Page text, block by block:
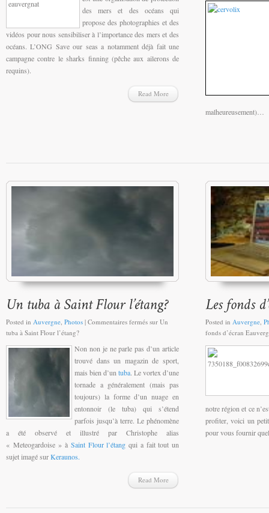
des mers et des océans qui
propose des photographies et des
vidéos pour nous sensibiliser à l’importance des mers et des
océans. L’ONG Save our seas a notamment déjà fait une
campagne contre le sharks finning (pêche aux ailerons de
requins).
Read More
malheureusement)…
Posted in Auvergne Photos | Commentaires fermés sur Un
tuba à Saint Flour l’étang?
Non non je ne parle pas d’un article
trouvé dans un magazin de sport,
mais bien d’un tuba. Le vortex d’une
tornade a généralement (mais pas
toujours) la forme d’un nuage en
entonnoir (le tuba) qui s’étend
parfois jusqu’à terre. Le phénomène
a été observé et illustré par Christophe alias
« Meteogardoise » à Saint Flour l’étang qui a fait tout un
sujet imagé surKeraunos.
Read More
Posted in Auvergne
fonds d’écran
notre région et ce
profiter, voici un
pour vous fournir